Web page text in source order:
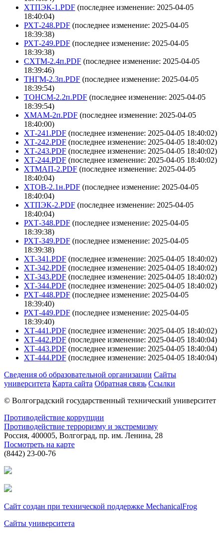
ХТПЭК-1.PDF (последнее изменение: 2025-04-05
18:40:04)
РХТ-248.PDF (последнее изменение: 2025-04-05
18:39:38)
РХТ-249.PDF (последнее изменение: 2025-04-05
18:39:38)
СХТМ-2.4п.PDF (последнее изменение: 2025-04-05
18:39:46)
ТНГМ-2.3п.PDF (последнее изменение: 2025-04-05
18:39:54)
ТОНСМ-2.2п.PDF (последнее изменение: 2025-04-05
18:39:54)
ХМАМ-2п.PDF (последнее изменение: 2025-04-05
18:40:00)
ХТ-241.PDF (последнее изменение: 2025-04-05 18:40:02)
ХТ-242.PDF (последнее изменение: 2025-04-05 18:40:02)
ХТ-243.PDF (последнее изменение: 2025-04-05 18:40:02)
ХТ-244.PDF (последнее изменение: 2025-04-05 18:40:02)
ХТМАП-2.PDF (последнее изменение: 2025-04-05
18:40:04)
ХТОВ-2.1н.PDF (последнее изменение: 2025-04-05
18:40:04)
ХТПЭК-2.PDF (последнее изменение: 2025-04-05
18:40:04)
РХТ-348.PDF (последнее изменение: 2025-04-05
18:39:38)
РХТ-349.PDF (последнее изменение: 2025-04-05
18:39:38)
ХТ-341.PDF (последнее изменение: 2025-04-05 18:40:02)
ХТ-342.PDF (последнее изменение: 2025-04-05 18:40:02)
ХТ-343.PDF (последнее изменение: 2025-04-05 18:40:02)
ХТ-344.PDF (последнее изменение: 2025-04-05 18:40:02)
РХТ-448.PDF (последнее изменение: 2025-04-05
18:39:40)
РХТ-449.PDF (последнее изменение: 2025-04-05
18:39:40)
ХТ-441.PDF (последнее изменение: 2025-04-05 18:40:02)
ХТ-442.PDF (последнее изменение: 2025-04-05 18:40:04)
ХТ-443.PDF (последнее изменение: 2025-04-05 18:40:04)
ХТ-444.PDF (последнее изменение: 2025-04-05 18:40:04)
Сведения об образовательной организации Сайты
университета Карта сайта Обратная связь Ссылки
© Волгоградский государственный технический университет
Противодействие коррупции
Противодействие терроризму и экстремизму
Россия, 400005, Волгоград, пр. им. Ленина, 28
Посмотреть на карте
(8442) 23-00-76
Сайт создан при технической поддержке MechanicalFrog
Сайты университета